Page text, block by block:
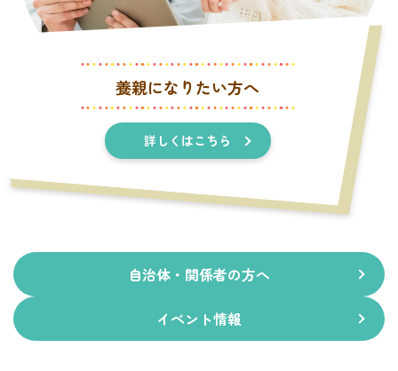
養親になりたい方へ
詳しくはこちら
自治体・関係者の方へ
イベント情報